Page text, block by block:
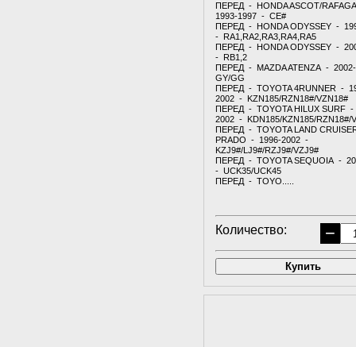
ПЕРЕД - HONDA ASCOT/
1993-1997 - СE#
ПЕРЕД - HONDA ODYSSEY -
- RA1,RA2,RA3,RA4,RA5
ПЕРЕД - HONDA ODYSSEY -
- RB1,2
ПЕРЕД - MAZDA ATENZA -
GY/GG
ПЕРЕД - TOYOTA 4RUNNER -
2002 - KZN185/RZN18#/VZN18#
ПЕРЕД - TOYOTA HILUX SURF -
2002 - KDN185/KZN185/RZN18#/
ПЕРЕД - TOYOTA LAND
PRADO - 1996-2002 -
KZJ9#/LJ9#/RZJ9#/VZJ9#
ПЕРЕД - TOYOTA SEQUOIA -
- UCK35/UCK45
ПЕРЕД - TOYO.....
Количество: −
Купить